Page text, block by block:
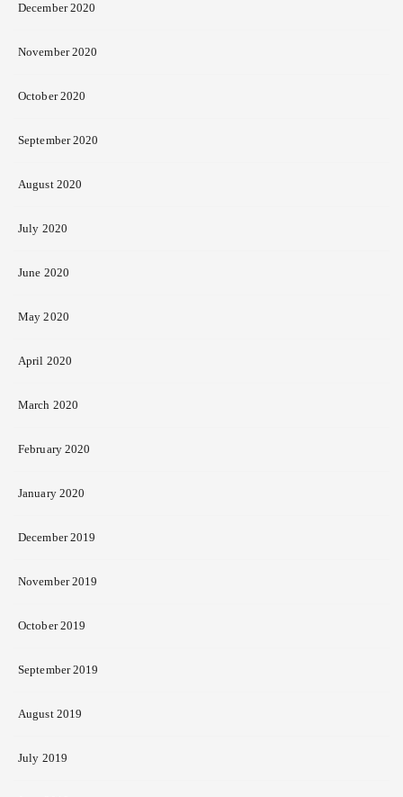
December 2020
November 2020
October 2020
September 2020
August 2020
July 2020
June 2020
May 2020
April 2020
March 2020
February 2020
January 2020
December 2019
November 2019
October 2019
September 2019
August 2019
July 2019